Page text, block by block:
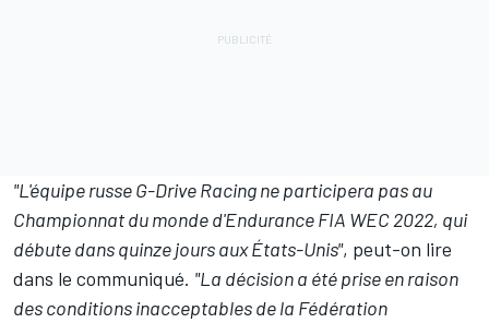
"L'équipe russe G-Drive Racing ne participera pas au
Championnat du monde d'Endurance FIA WEC 2022, qui
débute dans quinze jours aux États-Unis", peut-on lire
dans le communiqué. "La décision a été prise en raison
des conditions inacceptables de la Fédération